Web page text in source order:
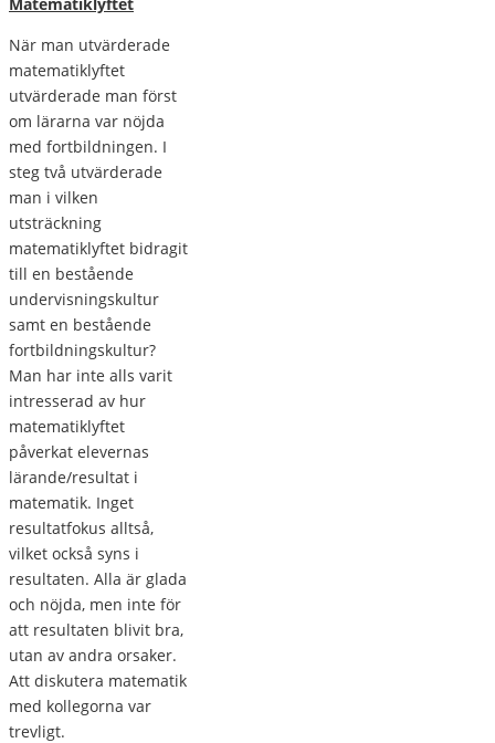
När man utvärderade
matematiklyftet
utvärderade man först
om lärarna var nöjda
med fortbildningen. I
steg två utvärderade
man i vilken
utsträckning
matematiklyftet bidragit
till en bestående
undervisningskultur
samt en bestående
fortbildningskultur?
Man har inte alls varit
intresserad av hur
matematiklyftet
påverkat elevernas
lärande/resultat i
matematik. Inget
resultatfokus alltså,
vilket också syns i
resultaten. Alla är glada
och nöjda, men inte för
att resultaten blivit bra,
utan av andra orsaker.
Att diskutera matematik
med kollegorna var
trevligt.